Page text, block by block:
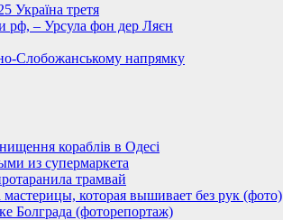
Україна третя
рф, – Урсула фон дер Ляєн
Слобожанському напрямку
кораблів в Одесі
из супермаркета
трамвай
которая вышивает без рук (фото)
Болграда (фоторепортаж)